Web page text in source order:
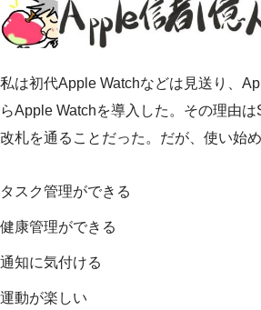
私は初代Apple Watchなどは見送り、
らApple Watchを導入した。その理由は
改札を通ることだった。だが、使い始め
タスク管理ができる
健康管理ができる
通知に気付ける
運動が楽しい